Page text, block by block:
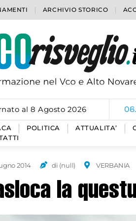
ARCHIVIO STORICO
al 8 Agosto 2026
POLITICA ATTUALITA’
2014 di (null) VERBANIA
la